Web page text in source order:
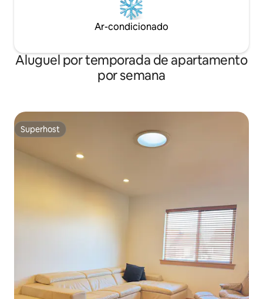
Ar-condicionado
Aluguel por temporada de apartamento
por semana
Superhost
Superhost